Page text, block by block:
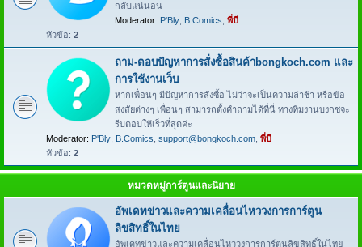
กลับแน่นอน
Moderator: P'Bly B.Comics พี่บี
หัวข้อ: 2
ถาม-ตอบปัญหาการสั่งซื้อสินค้าbongkoch.com และ
การใช้งานเว็บ
หากเพื่อนๆ มีปัญหาการสั่งซื้อ ไม่ว่าจะเป็นความล่าช้า หรือข้อ
สงสัยต่างๆ เพื่อนๆ สามารถตั้งคำถามได้ที่นี่ ทางทีมงานบงกชจะ
รีบตอบให้เร็วที่สุดค่ะ
Moderator: P'Bly B.Comics support@bongkoch.com พี่บี
หัวข้อ: 2
หมวดหมู่การ์ตูนและนิยาย
อัพเดทข่าวและความเคลื่อนไหววงการการ์ตูน
ลิขสิทธิ์ในไทย
อัพเดทข่าวและความเคลื่อนไหววงการการ์ตูนลิขสิทธิ์ในไทย